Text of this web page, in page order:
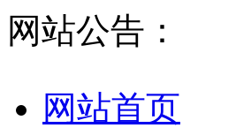
网站公告：
网站首页